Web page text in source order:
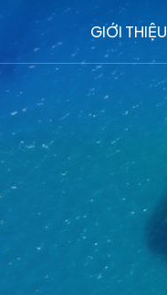
GIỚI THIỆU